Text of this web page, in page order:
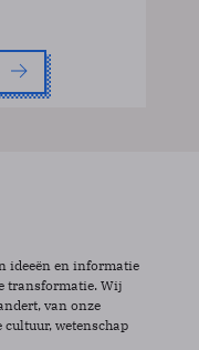
ideeën en informatie
transformatie. Wij
van onze
wetenschap